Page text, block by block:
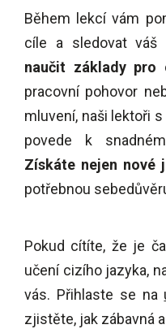
Během lekcí vám
cíle a sledovat
naučit základy pro
pracovní pohovor
mluvení, naši lektoři
povede k
Získáte nejen nové
potřebnou
Pokud cítíte, že je
učení cizího jazyka,
vás. Přihlaste se na
zjistěte, jak zábavná